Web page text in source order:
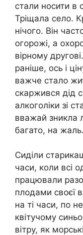
стали носити в
Тріщала село.
нічого. Він
огорожі, а
вірному
раніше, ось і
важче стало
скаржився дід
алкоголіки зі
вважай зникла
багато, на жаль.
Сиділи
часи, коли всі
працювали
плодами своєї
на ті часи, по
квітучому
вітру, як